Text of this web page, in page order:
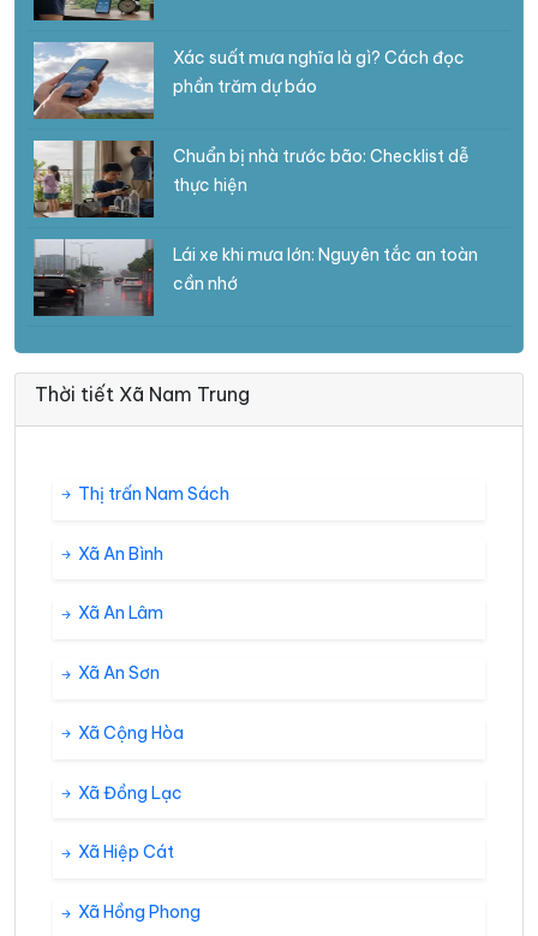
Xác suất mưa nghĩa là gì? Cách đọc
phần trăm dự báo
Chuẩn bị nhà trước bão: Checklist dễ
thực hiện
Lái xe khi mưa lớn: Nguyên tắc an toàn
cần nhớ
Thời tiết Xã Nam Trung
Thị trấn Nam Sách
Xã An Bình
Xã An Lâm
Xã An Sơn
Xã Cộng Hòa
Xã Đồng Lạc
Xã Hiệp Cát
Xã Hồng Phong